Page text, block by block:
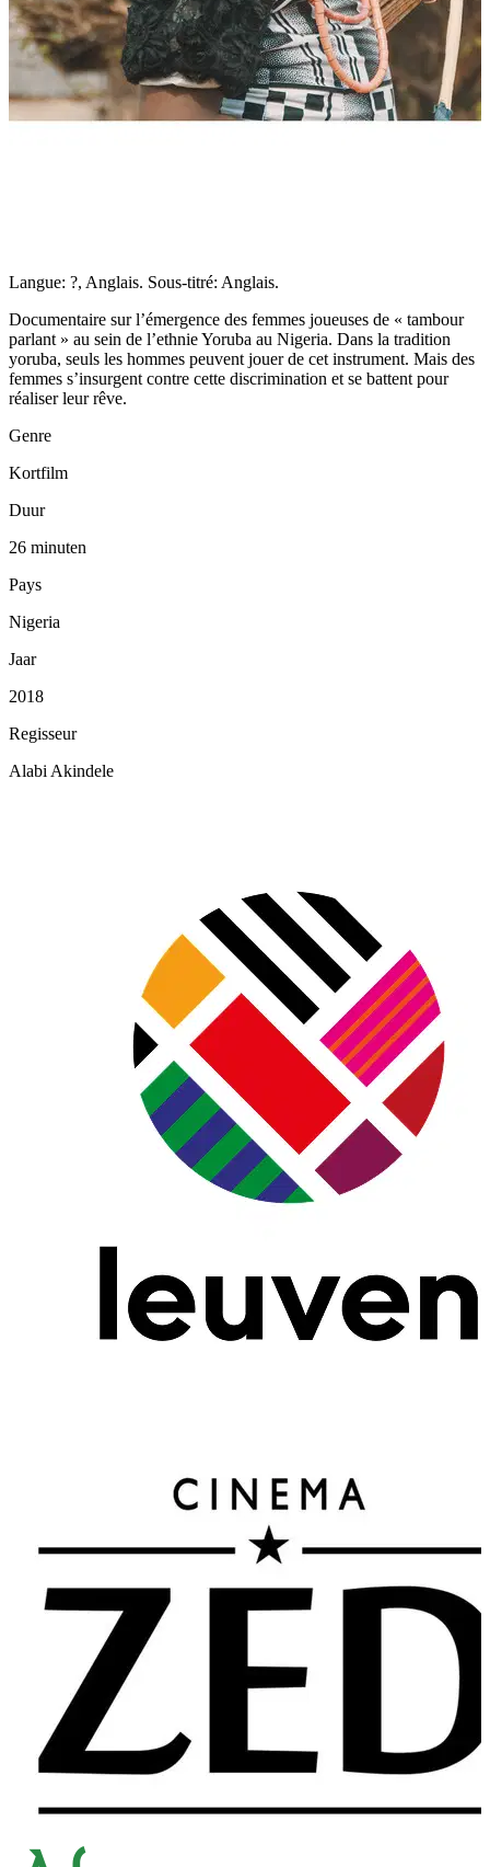
Langue: ?, Anglais. Sous-titré: Anglais.
Documentaire sur l’émergence des femmes joueuses de « tambour
parlant » au sein de l’ethnie Yoruba au Nigeria. Dans la tradition
yoruba, seuls les hommes peuvent jouer de cet instrument. Mais des
femmes s’insurgent contre cette discrimination et se battent pour
réaliser leur rêve.
Genre
Kortfilm
Duur
26 minuten
Pays
Nigeria
Jaar
2018
Regisseur
Alabi Akindele